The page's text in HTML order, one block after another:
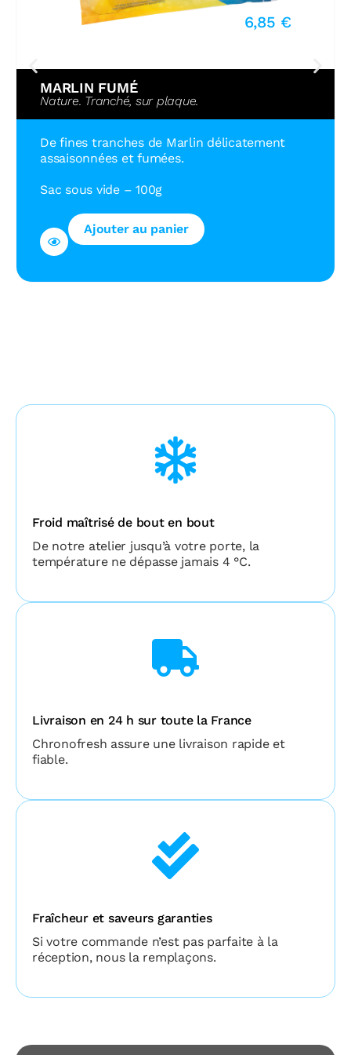
6,85 €
MARLIN FUMÉ
Nature. Tranché, sur plaque.
De fines tranches de Marlin délicatement
assaisonnées et fumées.
Sac sous vide– 100g
Ajouter au panier
Froid maîtrisé de bout en bout
De notre atelier jusqu’à votre porte, la
température ne dépasse jamais 4 °C.
Livraison en 24 h sur toute la France
Chronofresh assure une livraison rapide et
fiable.
Fraîcheur et saveurs garanties
Si votre commande n’est pas parfaite à la
réception, nous la remplaçons.